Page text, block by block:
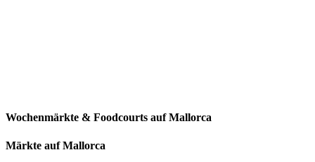
Wochenmärkte & Foodcourts auf Mallorca
Märkte auf Mallorca